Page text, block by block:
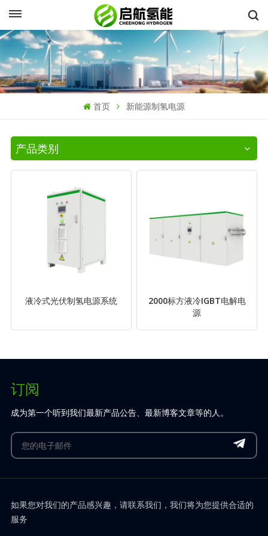
首页 新能源制氢电源
产品类别
液冷式光伏制氢电源系统
2000标方液冷IGBT电解电
源
订阅
成为第一个听到我们最新产品公告、最新博客文章等的人。
如果您对我们的产品感兴趣，请联系我们，我们将为您提供合适的
服务